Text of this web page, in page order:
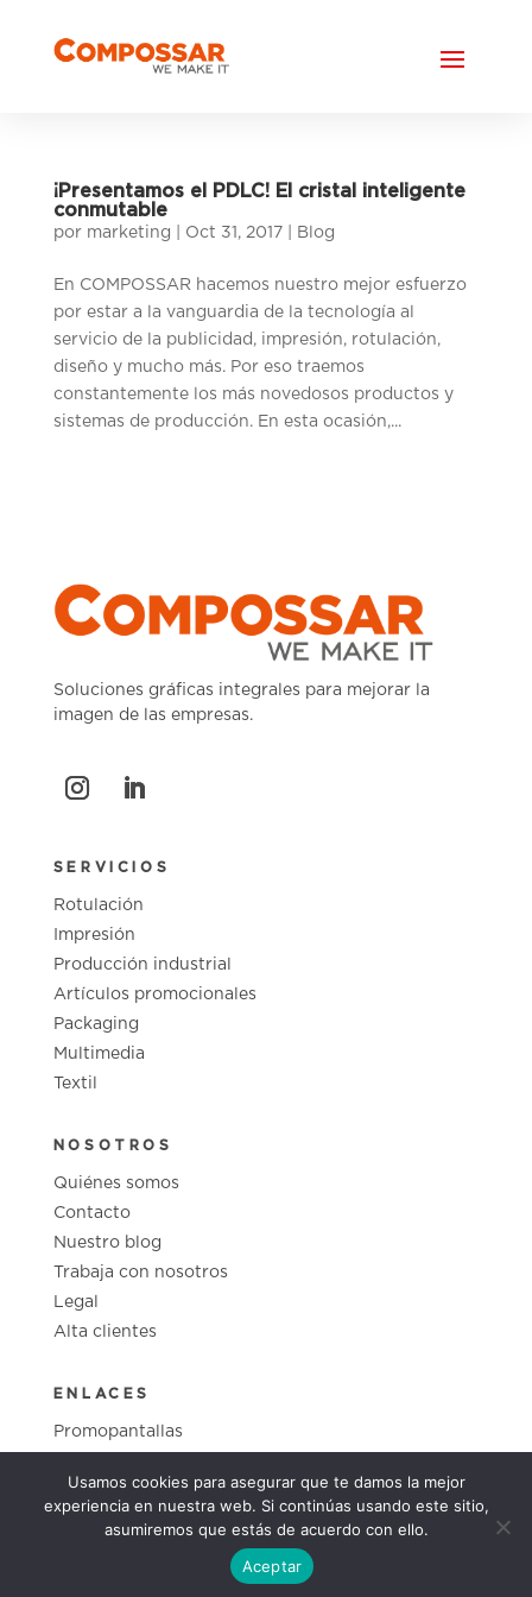
¡Presentamos el PDLC! El cristal inteligente
conmutable
por marketing Oct 31, 2017| Blog
En COMPOSSAR hacemos nuestro mejor esfuerzo
por estar a la vanguardia de la tecnología al
servicio de la publicidad, impresión, rotulación,
diseño y mucho más. Por eso traemos
constantemente los más novedosos productos y
sistemas de producción. En esta ocasión,...
Soluciones gráficas integrales para mejorar la
imagen de las empresas.
SERVICIOS
Rotulación
Impresión
Producción industrial
Artículos promocionales
Packaging
Multimedia
Textil
NOSOTROS
Quiénes somos
Contacto
Nuestro blog
Trabaja con nosotros
Legal
Alta clientes
ENLACES
Promopantallas
CopasGrabadas
Usamos cookies para asegurar que te damos la mejor
experiencia en nuestra web. Si continúas usando este sitio,
asumiremos que estás de acuerdo con ello.
Aceptar